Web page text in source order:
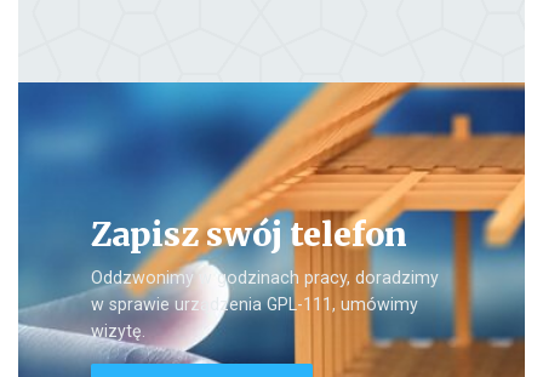
Zapisz swój telefon
Oddzwonimy w godzinach pracy, doradzimy
w sprawie urządzenia GPL-111, umówimy
wizytę.